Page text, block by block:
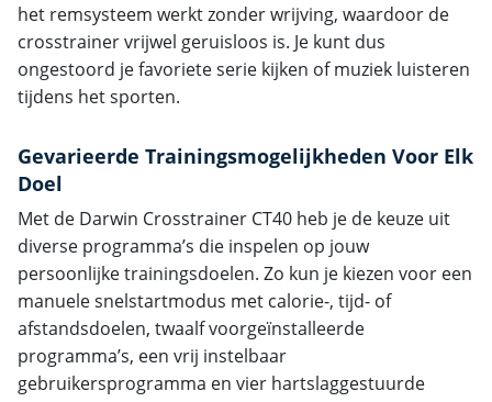
het remsysteem werkt zonder wrijving, waardoor de
crosstrainer vrijwel geruisloos is. Je kunt dus
ongestoord je favoriete serie kijken of muziek luisteren
tijdens het sporten.
Gevarieerde Trainingsmogelijkheden Voor Elk
Doel
Met de Darwin Crosstrainer CT40 heb je de keuze uit
diverse programma’s die inspelen op jouw
persoonlijke trainingsdoelen. Zo kun je kiezen voor een
manuele snelstartmodus met calorie-, tijd- of
afstandsdoelen, twaalf voorgeïnstalleerde
programma’s, een vrij instelbaar
gebruikersprogramma en vier hartslaggestuurde